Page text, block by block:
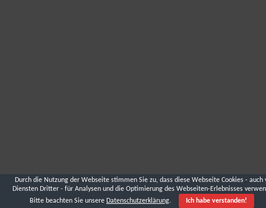
Durch die Nutzung der Webseite stimmen Sie zu, dass diese Webseite Cookies - auch
Diensten Dritter - für Analysen und die Optimierung des Webseiten-Erlebnisses
Bitte beachten Sie unsere Datenschutzerklärung. Ich habe verstanden!